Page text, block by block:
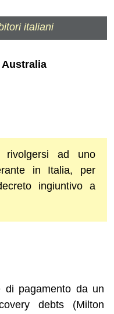
italiani
rivolgersi ad uno
in Italia, per
ingiuntivo a
di pagamento da un
debts (Milton